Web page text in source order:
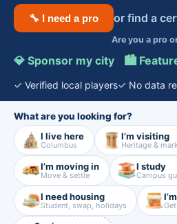
🔧 I need a pro or find a
Are you a pro
💎 Sponsor my city · 🏙️
✓ Verified local players✓ No data
What are you looking for?
I live here
Columbus
I’m visiting
Heritage &
I’m moving in
Move & settle
I study
Campus
I need housing
Student, swap, holidays